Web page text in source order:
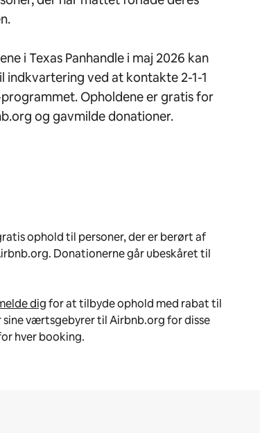
i Texas Panhandle i maj 2026 kan
ved at kontakte 2-1-1
Opholdene er gratis for
og gavmilde donationer.
ophold til personer, der er berørt af
Donationerne går ubeskåret til
digfor at tilbyde ophold med rabat til
værtsgebyrer til Airbnb.org for disse
hver booking.